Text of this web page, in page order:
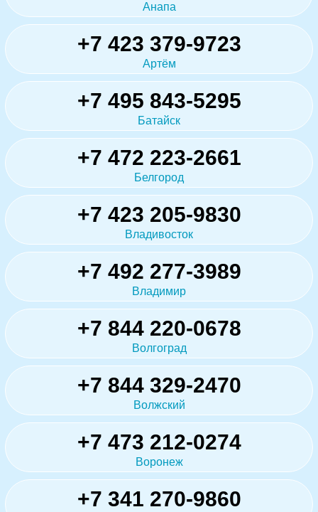
Анапа
+7 423 379-9723
Артём
+7 495 843-5295
Батайск
+7 472 223-2661
Белгород
+7 423 205-9830
Владивосток
+7 492 277-3989
Владимир
+7 844 220-0678
Волгоград
+7 844 329-2470
Волжский
+7 473 212-0274
Воронеж
+7 341 270-9860